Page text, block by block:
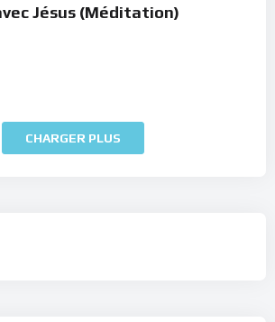
Jésus (Méditation)
CHARGER PLUS